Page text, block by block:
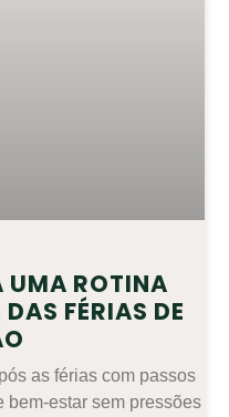
UMA ROTINA
FÉRIAS DE
as férias com passos
estar sem pressões